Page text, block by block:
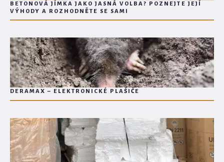
BETONOVÁ JÍMKA JAKO JASNÁ VOLBA? POZNEJTE JEJÍ
VÝHODY A ROZHODNĚTE SE SAMI
DERAMAX – ELEKTRONICKÉ PLAŠIČE